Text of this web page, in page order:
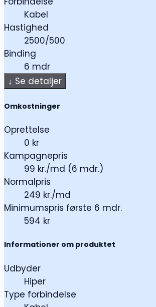
Kabel
Hastighed
2500/500
Binding
6 mdr
↓ Se detaljer
Omkostninger
Oprettelse
0 kr
Kampagnepris
99 kr./md (6 mdr.)
Normalpris
249 kr./md
Minimumspris første 6 mdr.
594 kr
Informationer om produktet
Udbyder
Hiper
Type forbindelse